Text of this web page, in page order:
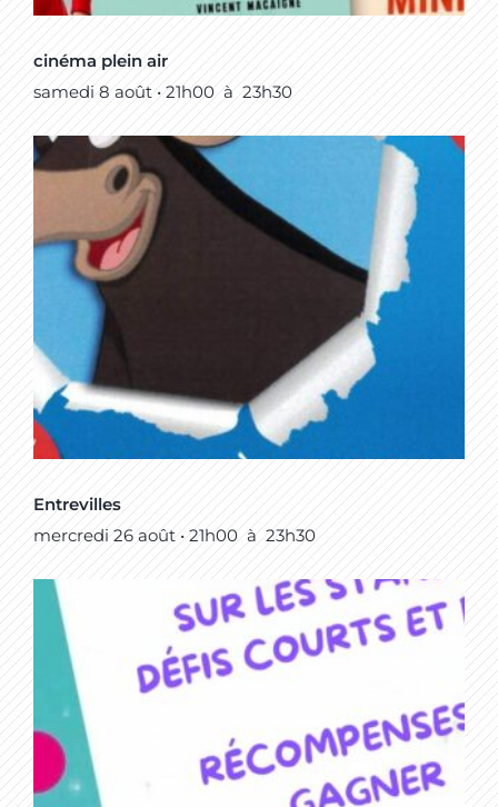
cinéma plein air
samedi 8 août • 21h00 à 23h30
Entrevilles
mercredi 26 août • 21h00 à 23h30